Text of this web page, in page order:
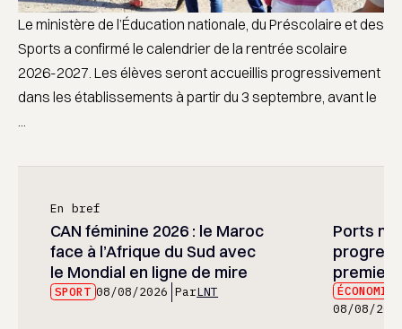
Le ministère de l’Éducation nationale, du Préscolaire et des
Sports a confirmé le calendrier de la rentrée scolaire
2026-2027. Les élèves seront accueillis progressivement
dans les établissements à partir du 3 septembre, avant le
En bref
CAN féminine 2026 : le Maroc
face à l’Afrique du Sud avec
le Mondial en ligne de mire
SPORT 08/08/2026 ParLNT
Ports
premier
08/08/